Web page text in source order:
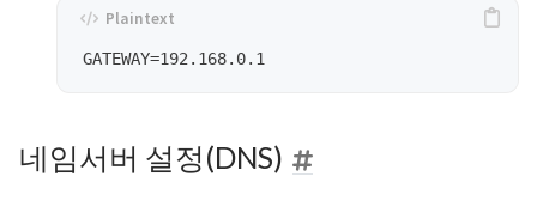
네임서버 설정(DNS)